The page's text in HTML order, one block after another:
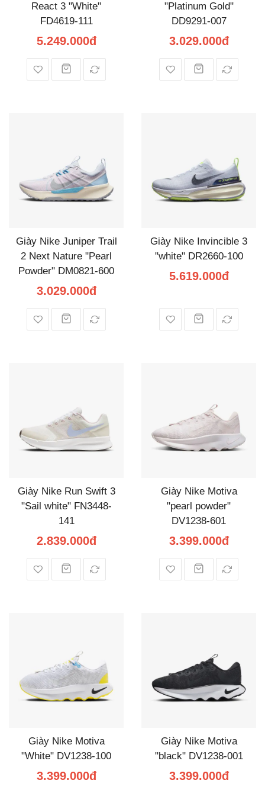
React 3 "White"
FD4619-111
5.249.000đ
"Platinum Gold"
DD9291-007
3.029.000đ
Giày Nike Juniper Trail
2 Next Nature "Pearl
Powder" DM0821-600
3.029.000đ
Giày Nike Invincible 3
"white" DR2660-100
5.619.000đ
Giày Nike Run Swift 3
"Sail white" FN3448-
141
2.839.000đ
Giày Nike Motiva
"pearl powder"
DV1238-601
3.399.000đ
Giày Nike Motiva
"White" DV1238-100
3.399.000đ
Giày Nike Motiva
"black" DV1238-001
3.399.000đ